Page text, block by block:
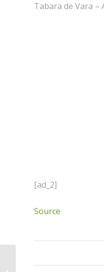
Tabara de Vara –
[ad_2]
Source
Tabara de Vara – Ana